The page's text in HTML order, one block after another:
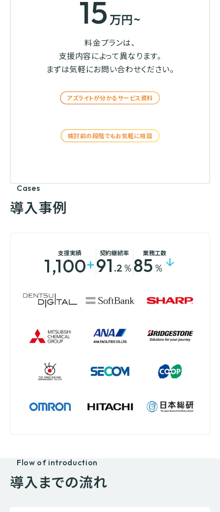
15万円~
料金プランは、
支援内容によって異なります。
まずは気軽にお問い合わせください。
アズライトが分かるサービス資料
検討前の段階でもお気軽に相談
Cases
導入事例
支援実績
1,100+
契約継続率
91 .2％
業務工数
85 ％ arrow_downward
Flow of introduction
導入までの流れ